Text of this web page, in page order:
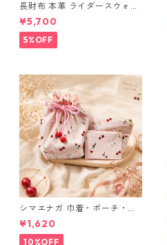
長財布 本革 ライダースウォレ
ット 国産 ヌメ革 ブラウン バ
ングラデシュ l175 レザー 革財
布 ハンドメイド 経年変化
¥5,700
5%OFF
シマエナガ 巾着・ポーチ・ミ
ニポーチ(カード収納にも) ３
点セット さくらんぼ柄×淡いピ
ンク
¥1,620
10%OFF